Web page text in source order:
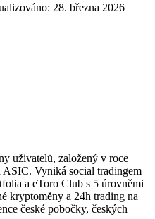
28. března 2026
uživatelů, založený v roce
Vyniká social tradingem
a eToro Club s 5 úrovněmi
kryptoměny a 24h trading na
české pobočky, českých